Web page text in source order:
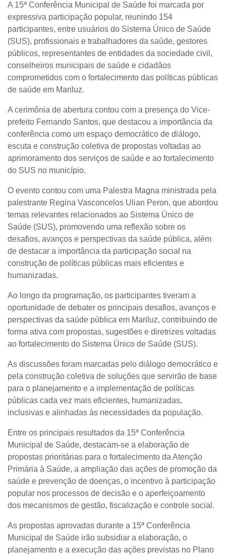
A 15ª Conferência Municipal de Saúde foi marcada por
expressiva participação popular, reunindo 154
participantes, entre usuários do Sistema Único de Saúde
(SUS), profissionais e trabalhadores da saúde, gestores
públicos, representantes de entidades da sociedade civil,
conselheiros municipais de saúde e cidadãos
comprometidos com o fortalecimento das políticas públicas
de saúde em Mariluz.
A cerimônia de abertura contou com a presença do Vice-
prefeito Fernando Santos, que destacou a importância da
conferência como um espaço democrático de diálogo,
escuta e construção coletiva de propostas voltadas ao
aprimoramento dos serviços de saúde e ao fortalecimento
do SUS no município.
O evento contou com uma Palestra Magna ministrada pela
palestrante Regina Vasconcelos Ulian Peron, que abordou
temas relevantes relacionados ao Sistema Único de
Saúde (SUS), promovendo uma reflexão sobre os
desafios, avanços e perspectivas da saúde pública, além
de destacar a importância da participação social na
construção de políticas públicas mais eficientes e
humanizadas.
Ao longo da programação, os participantes tiveram a
oportunidade de debater os principais desafios, avanços e
perspectivas da saúde pública em Mariluz, contribuindo de
forma ativa com propostas, sugestões e diretrizes voltadas
ao fortalecimento do Sistema Único de Saúde (SUS).
As discussões foram marcadas pelo diálogo democrático e
pela construção coletiva de soluções que servirão de base
para o planejamento e a implementação de políticas
públicas cada vez mais eficientes, humanizadas,
inclusivas e alinhadas às necessidades da população.
Entre os principais resultados da 15ª Conferência
Municipal de Saúde, destacam-se a elaboração de
propostas prioritárias para o fortalecimento da Atenção
Primária à Saúde, a ampliação das ações de promoção da
saúde e prevenção de doenças, o incentivo à participação
popular nos processos de decisão e o aperfeiçoamento
dos mecanismos de gestão, fiscalização e controle social.
As propostas aprovadas durante a 15ª Conferência
Municipal de Saúde irão subsidiar a elaboração, o
planejamento e a execução das ações previstas no Plano